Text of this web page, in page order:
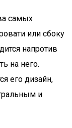
самых
или сбоку
напротив
на него.
его дизайн,
и